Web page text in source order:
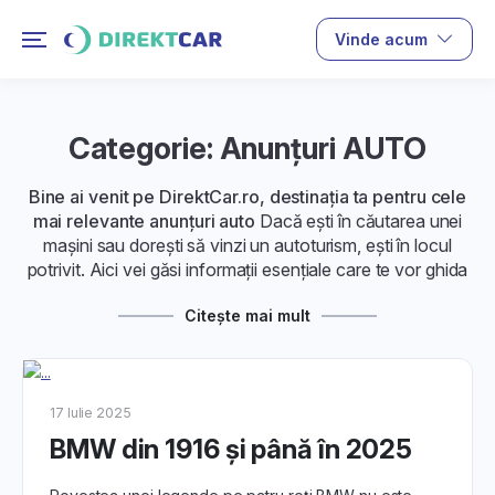
Vinde acum
Categorie: Anunțuri AUTO
Bine ai venit pe DirektCar.ro, destinația ta pentru cele
mai relevante anunțuri auto Dacă ești în căutarea unei
mașini sau dorești să vinzi un autoturism, ești în locul
potrivit. Aici vei găsi informații esențiale care te vor ghida
Descoperă ce presupune publicarea unui anunț auto sau
achiziționarea unei masini cu ajutorul anunțurilor auto. De
avantaje și dezavantaje, îți oferim informațiile necesare
Citește mai mult
17 Iulie 2025
BMW din 1916 și până în 2025